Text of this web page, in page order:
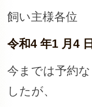
飼い主様各位
令和4 年1 月4
今までは予約
したが、